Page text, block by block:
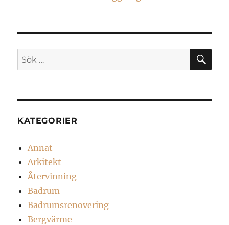
Sök
efter:
KATEGORIER
Annat
Arkitekt
Återvinning
Badrum
Badrumsrenovering
Bergvärme